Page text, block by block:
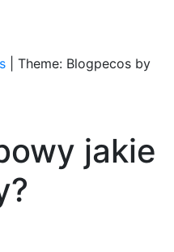
Theme: Blogpecos by
jakie